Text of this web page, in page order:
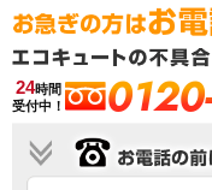
24時間
受付中！